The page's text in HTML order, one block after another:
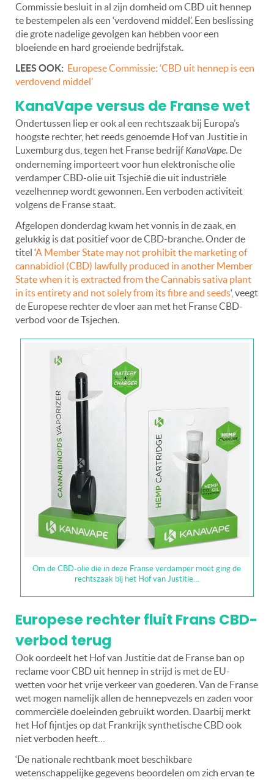
Commissie besluit in al zijn domheid om CBD uit hennep
te bestempelen als een ‘verdovend middel’. Een beslissing
die grote nadelige gevolgen kan hebben voor een
bloeiende en hard groeiende bedrijfstak.
LEES OOK: Europese Commissie: ‘CBD uit hennep is een
verdovend middel’
KanaVape versus de Franse wet
Ondertussen liep er ook al een rechtszaak bij Europa’s
hoogste rechter, het reeds genoemde Hof van Justitie in
Luxemburg dus, tegen het Franse bedrijfKanaVape. De
onderneming importeert voor hun elektronische olie
verdamper CBD-olie uit Tsjechië die uit industriële
vezelhennep wordt gewonnen. Een verboden activiteit
volgens de Franse staat.
Afgelopen donderdag kwam het vonnis in de zaak, en
gelukkig is dat positief voor de CBD-branche. Onder de
titel ‘A Member State may not prohibit the marketing of
cannabidiol (CBD) lawfully produced in another Member
State when it is extracted from the Cannabis sativa plant
in its entirety and not solely from its fibre and seeds‘, veegt
de Europese rechter de vloer aan met het Franse CBD-
verbod voor de Tsjechen.
Om de CBD-olie die in deze Franse verdamper moet ging de
rechtszaak bij het Hof van Justitie…
Europese rechter fluit Frans CBD-
verbod terug
Ook oordeelt het Hof van Justitie dat de Franse ban op
reclame voor CBD uit hennep in strijd is met de EU-
wetten voor het vrije verkeer van goederen. Van de Franse
wet mogen namelijk allen de hennepvezels en zaden voor
commerciële doeleinden gebruikt worden. Daarbij merkt
het Hof fijntjes op dat Frankrijk synthetische CBD ook
niet verboden heeft…
‘De nationale rechtbank moet beschikbare
wetenschappelijke gegevens beoordelen om zich ervan te